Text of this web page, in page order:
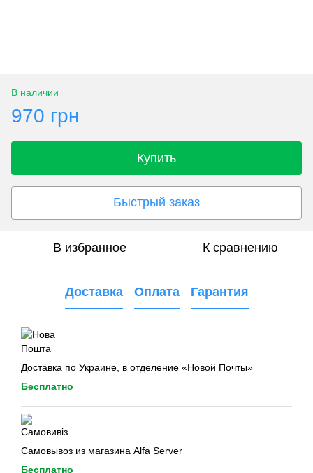
В наличии
970 грн
Купить
Быстрый заказ
В избранное К сравнению
Доставка Оплата Гарантия
Доставка по Украине, в отделение «Новой Почты»
Бесплатно
Самовывоз из магазина Alfa Server
Бесплатно